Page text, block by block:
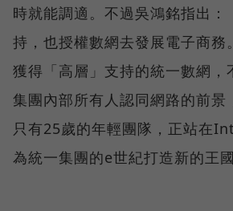
時就能調適。不過吳鴻銘指出：
持，也授權數網去發展電子商務
獲得「高層」支持的統一數網，
集團內部所有人認同網路的前景
只有25歲的年輕團隊，正站在
為統一集團的e世紀打造新的王國